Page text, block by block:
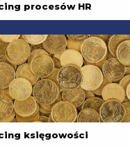
procesów HR
księgowości